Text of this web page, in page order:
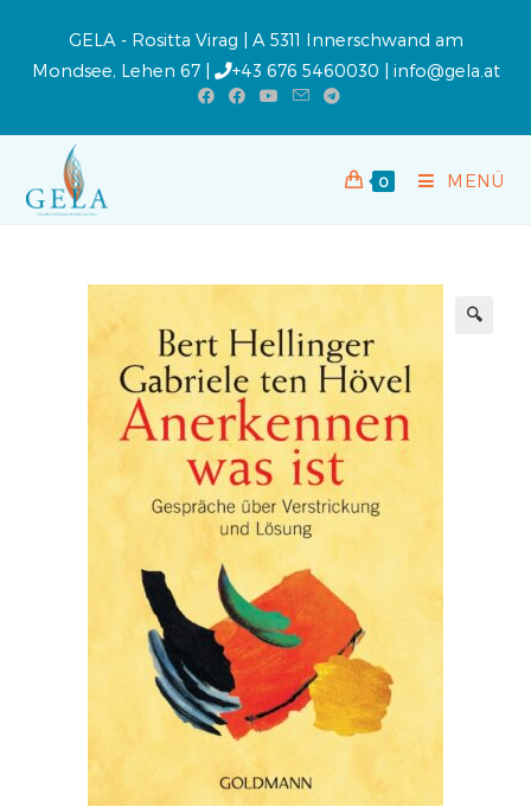
GELA - Rositta Virag | A 5311 Innerschwand am
Mondsee, Lehen 67 |
+43 676 5460030 | info@gela.at
0 MENÜ